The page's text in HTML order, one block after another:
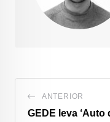
ANTERIOR
GEDE leva ‘Auto